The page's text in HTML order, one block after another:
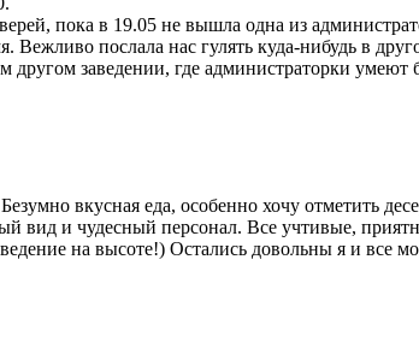
пока в 19.05 не вышла одна из
послала нас гулять куда-нибудь в
другом заведении, где администраторки
вкусная еда, особенно хочу отметить
вид и чудесный персонал. Все учтивые,
на высоте!) Остались довольны я и все